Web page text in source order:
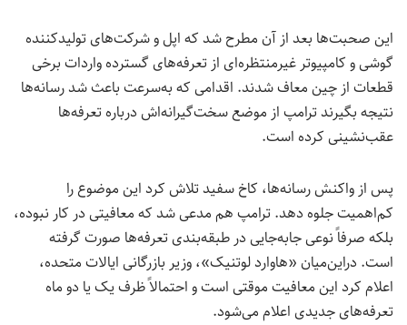
این صحبت‌ها بعد از آن مطرح شد که اپل و شرکت‌های تولیدکننده
گوشی و کامپیوتر غیرمنتظره‌ای از تعرفه‌های گسترده واردات برخی
قطعات از چین معاف شدند. اقدامی که به‌سرعت باعث شد رسانه‌ها
نتیجه بگیرند ترامپ از موضع سخت‌گیرانه‌اش درباره تعرفه‌ها
عقب‌نشینی کرده است.
پس از واکنش رسانه‌ها، کاخ سفید تلاش کرد این موضوع را
کم‌اهمیت جلوه دهد. ترامپ هم مدعی شد که معافیتی در کار نبوده،
بلکه صرفاً نوعی جابه‌جایی در طبقه‌بندی تعرفه‌ها صورت گرفته
است. دراین‌میان «هاوارد لوتنیک»، وزیر بازرگانی ایالات متحده،
اعلام کرد این معافیت موقتی است و احتمالاً ظرف یک یا دو ماه
تعرفه‌های جدیدی اعلام می‌شود.